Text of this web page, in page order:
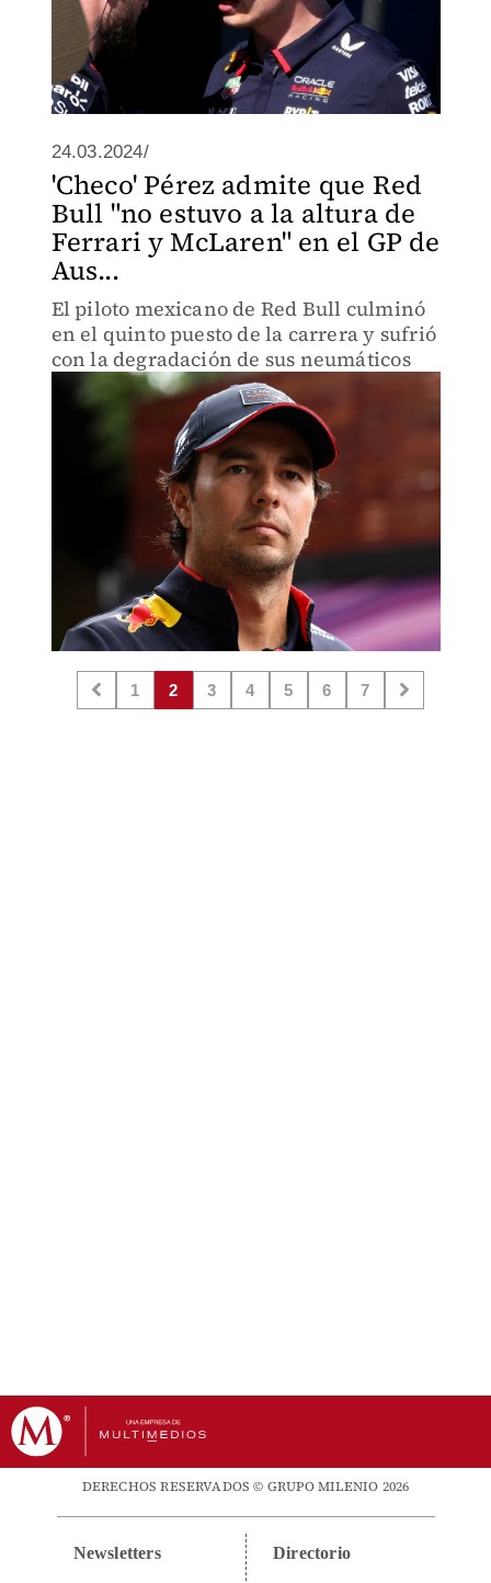
24.03.2024/
'Checo' Pérez admite que Red
Bull "no estuvo a la altura de
Ferrari y McLaren" en el GP de
Aus...
El piloto mexicano de Red Bull culminó
en el quinto puesto de la carrera y sufrió
con la degradación de sus neumáticos
1 2 3 4 5 6 7
DERECHOS RESERVADOS © GRUPO MILENIO 2026
Newsletters Directorio